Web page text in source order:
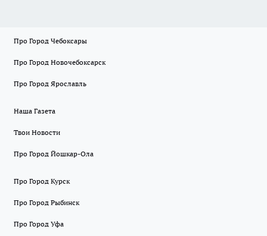
Про Город Чебоксары
Про Город Новочебоксарск
Про Город Ярославль
Наша Газета
Твои Новости
Про Город Йошкар-Ола
Про Город Курск
Про Город Рыбинск
Про Город Уфа